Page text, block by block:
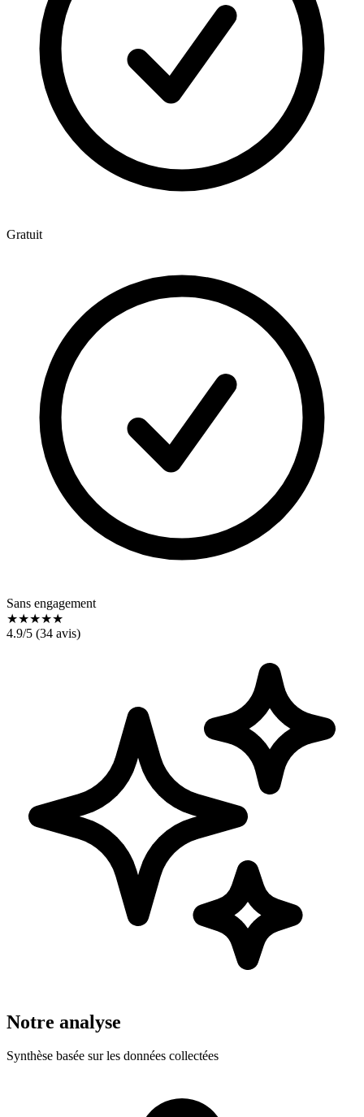
Gratuit
Sans engagement
★★★★★
4.9/5 (34 avis)
Notre analyse
Synthèse basée sur les données collectées